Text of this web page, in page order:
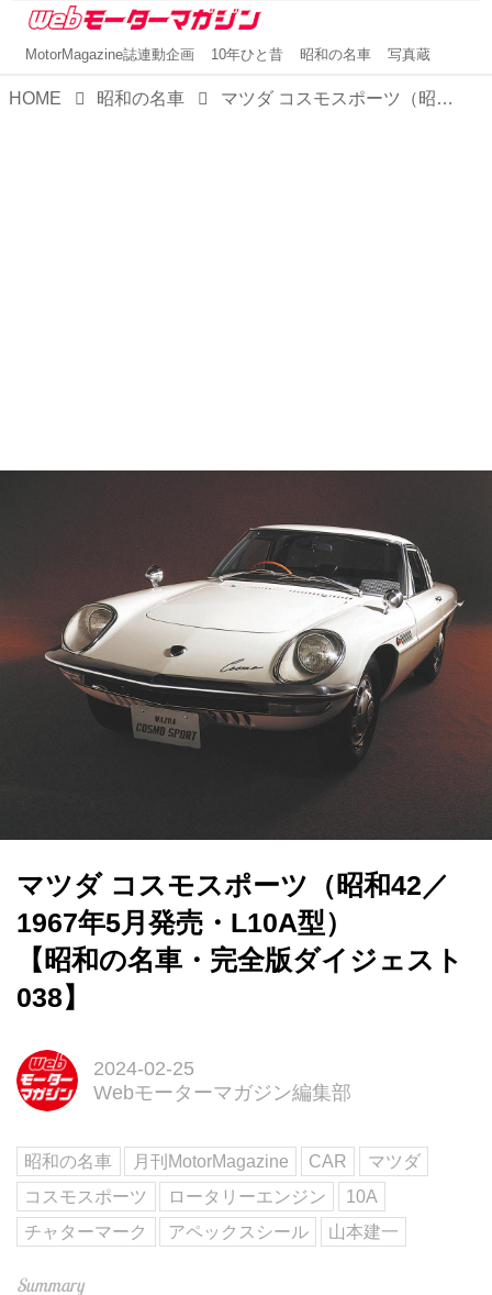
MotorMagazine誌連動企画 10年ひと昔 昭和の名車 写真蔵
HOME 昭和の名車 マツダ コスモスポーツ（昭和42／1967年5月発売・L10A型） 【昭和の名車・完全版ダイジェスト038】
マツダ コスモスポーツ（昭和42／
1967年5月発売・L10A型）
【昭和の名車・完全版ダイジェスト
038】
2024-02-25
Webモーターマガジン編集部
昭和の名車 月刊MotorMagazine CAR
マツダ
コスモスポーツ
ロータリーエンジン
10A
チャターマーク
アペックスシール 山本建一